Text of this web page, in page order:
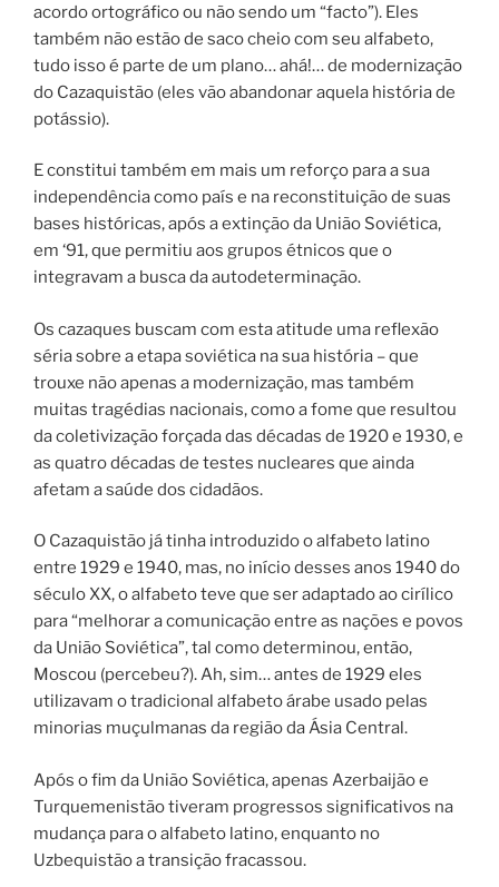
acordo ortográfico ou não sendo um “facto”). Eles
também não estão de saco cheio com seu alfabeto,
tudo isso é parte de um plano… ahá!… de modernização
do Cazaquistão (eles vão abandonar aquela história de
potássio).
E constitui também em mais um reforço para a sua
independência como país e na reconstituição de suas
bases históricas, após a extinção da União Soviética,
em ‘91, que permitiu aos grupos étnicos que o
integravam a busca da autodeterminação.
Os cazaques buscam com esta atitude uma reflexão
séria sobre a etapa soviética na sua história – que
trouxe não apenas a modernização, mas também
muitas tragédias nacionais, como a fome que resultou
da coletivização forçada das décadas de 1920 e 1930, e
as quatro décadas de testes nucleares que ainda
afetam a saúde dos cidadãos.
O Cazaquistão já tinha introduzido o alfabeto latino
entre 1929 e 1940, mas, no início desses anos 1940 do
século XX, o alfabeto teve que ser adaptado ao cirílico
para “melhorar a comunicação entre as nações e povos
da União Soviética”, tal como determinou, então,
Moscou (percebeu?). Ah, sim… antes de 1929 eles
utilizavam o tradicional alfabeto árabe usado pelas
minorias muçulmanas da região da Ásia Central.
Após o fim da União Soviética, apenas Azerbaijão e
Turquemenistão tiveram progressos significativos na
mudança para o alfabeto latino, enquanto no
Uzbequistão a transição fracassou.